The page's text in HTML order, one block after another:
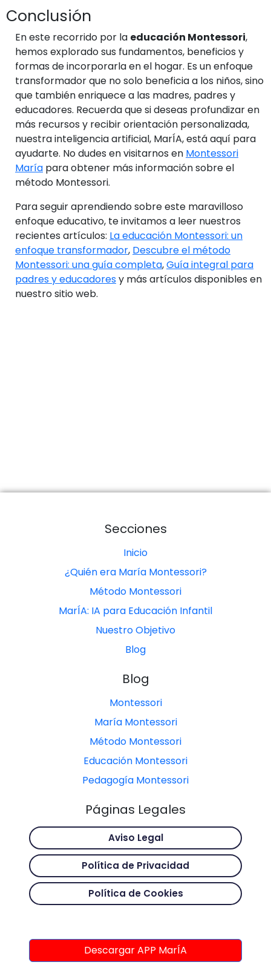
Conclusión
En este recorrido por la educación Montessori,
hemos explorado sus fundamentos, beneficios y
formas de incorporarla en el hogar. Es un enfoque
transformador que no solo beneficia a los niños, sino
que también enriquece a las madres, padres y
educadores. Recuerda que si deseas profundizar en
más recursos y recibir orientación personalizada,
nuestra inteligencia artificial, MarÍA, está aquí para
ayudarte. No dudes en visitarnos en Montessori
María para obtener más información sobre el
método Montessori.
Para seguir aprendiendo sobre este maravilloso
enfoque educativo, te invitamos a leer nuestros
recientes artículos: La educación Montessori: un
enfoque transformador, Descubre el método
Montessori: una guía completa,Guía integral para
padres y educadoresy más artículos disponibles en
nuestro sitio web.
Secciones
Inicio
¿Quién era María Montessori?
Método Montessori
MarÍA: IA para Educación Infantil
Nuestro Objetivo
Blog
Blog
Montessori
María Montessori
Método Montessori
Educación Montessori
Pedagogía Montessori
Páginas Legales
Aviso Legal
Política de Privacidad
Política de Cookies
Descargar APP MarÍA